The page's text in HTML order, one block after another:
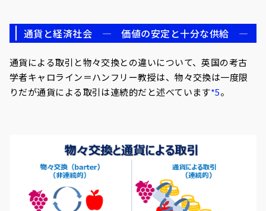
通貨と経済社会 ― 価値の安定と十分な供給 ―
通貨による取引と物々交換との違いについて、英国の考古
学者キャロライン＝ハンフリー教授は、物々交換は一度限
りだが通貨による取引は連続的だと述べています*5。